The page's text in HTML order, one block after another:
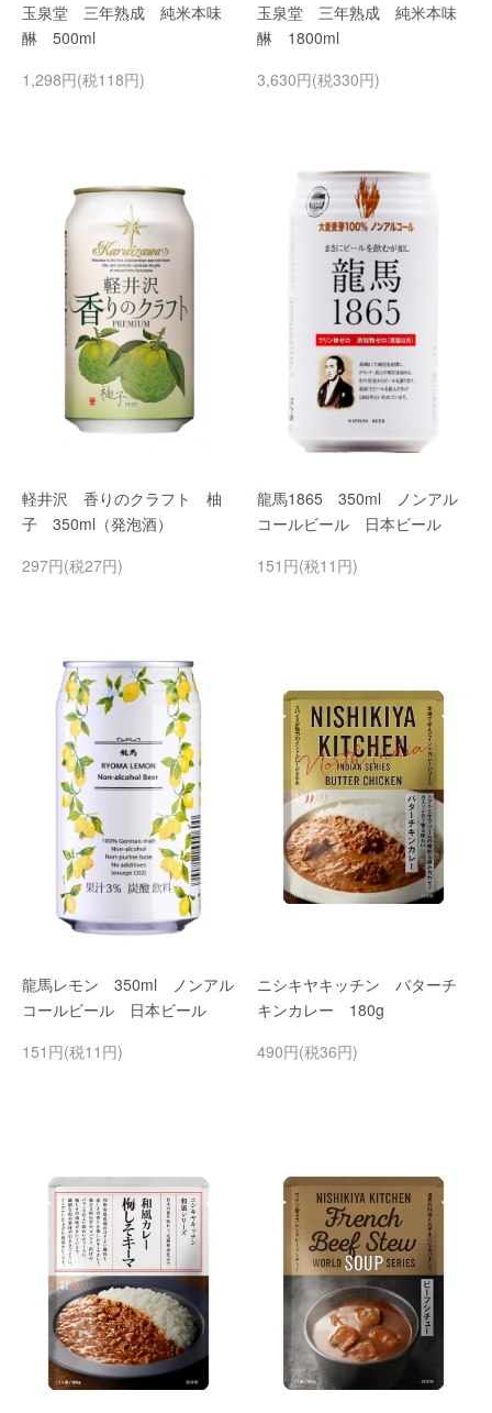
玉泉堂 三年熟成 純米本味
醂 500ml
1,298円(税118円)
玉泉堂 三年熟成 純米本味
醂 1800ml
3,630円(税330円)
軽井沢 香りのクラフト 柚
子 350ml（発泡酒）
297円(税27円)
龍馬1865 350ml ノンアル
コールビール 日本ビール
151円(税11円)
龍馬レモン 350ml ノンアル
コールビール 日本ビール
151円(税11円)
ニシキヤキッチン バターチ
キンカレー 180g
490円(税36円)